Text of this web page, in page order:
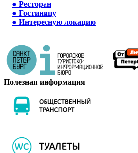
● Ресторан
● Гостиницу
● Интересную локацию
Полезная информация